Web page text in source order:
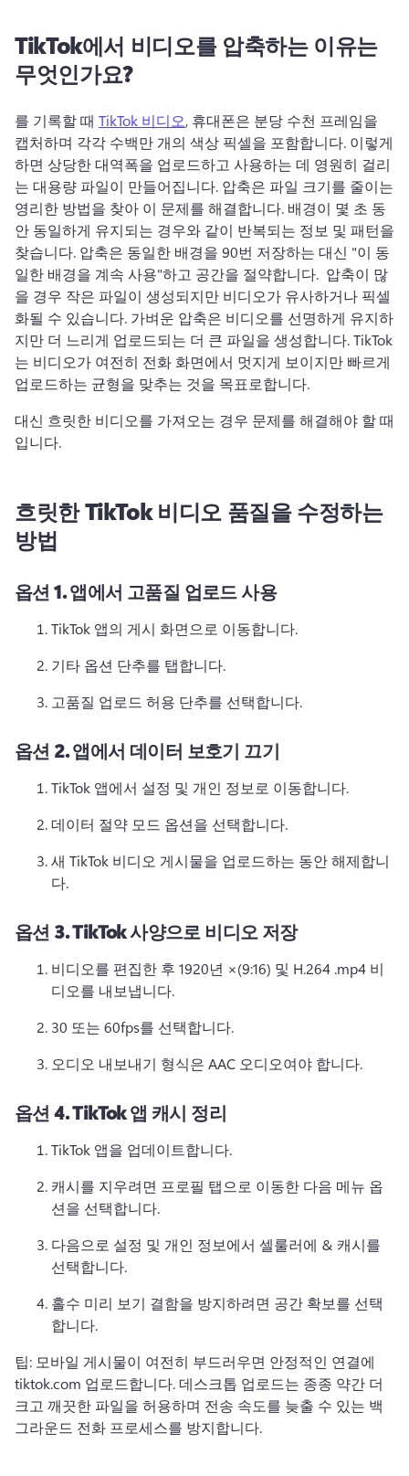
TikTok에서 비디오를 압축하는 이유는
무엇인가요?
를 기록할 때 TikTok 비디오, 휴대폰은 분당 수천 프레임을
캡처하며 각각 수백만 개의 색상 픽셀을 포함합니다. 이렇게
하면 상당한 대역폭을 업로드하고 사용하는 데 영원히 걸리
는 대용량 파일이 만들어집니다. 압축은 파일 크기를 줄이는
영리한 방법을 찾아 이 문제를 해결합니다. 배경이 몇 초 동
안 동일하게 유지되는 경우와 같이 반복되는 정보 및 패턴을
찾습니다. 압축은 동일한 배경을 90번 저장하는 대신 "이 동
일한 배경을 계속 사용"하고 공간을 절약합니다. 압축이 많
을 경우 작은 파일이 생성되지만 비디오가 유사하거나 픽셀
화될 수 있습니다. 가벼운 압축은 비디오를 선명하게 유지하
지만 더 느리게 업로드되는 더 큰 파일을 생성합니다. TikTok
는 비디오가 여전히 전화 화면에서 멋지게 보이지만 빠르게
업로드하는 균형을 맞추는 것을 목표로합니다.
대신 흐릿한 비디오를 가져오는 경우 문제를 해결해야 할 때
입니다.
흐릿한 TikTok 비디오 품질을 수정하는
방법
옵션 1.앱에서 고품질 업로드 사용
TikTok 앱의 게시 화면으로 이동합니다.
기타 옵션 단추를 탭합니다.
고품질 업로드 허용 단추를 선택합니다.
옵션 2.앱에서 데이터 보호기 끄기
TikTok 앱에서 설정 및 개인 정보로 이동합니다.
데이터 절약 모드 옵션을 선택합니다.
새 TikTok 비디오 게시물을 업로드하는 동안 해제합니
다.
옵션 3.TikTok 사양으로 비디오 저장
비디오를 편집한 후 1920년 ×(9:16) 및 H.264 .mp4 비
디오를 내보냅니다.
30 또는 60fps를 선택합니다.
오디오 내보내기 형식은 AAC 오디오여야 합니다.
옵션 4.TikTok 앱 캐시 정리
TikTok 앱을 업데이트합니다.
캐시를 지우려면 프로필 탭으로 이동한 다음 메뉴 옵
션을 선택합니다.
다음으로 설정 및 개인 정보에서 셀룰러에 & 캐시를
선택합니다.
홀수 미리 보기 결함을 방지하려면 공간 확보를 선택
합니다.
팁: 모바일 게시물이 여전히 부드러우면 안정적인 연결에
tiktok.com 업로드합니다. 데스크톱 업로드는 종종 약간 더
크고 깨끗한 파일을 허용하며 전송 속도를 늦출 수 있는 백
그라운드 전화 프로세스를 방지합니다.